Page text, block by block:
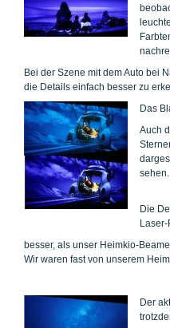
Bei der Szene mit dem Auto bei
die Details einfach besser zu
Das Bl
Auch
sehen.
Die
besser, als unser Heimkio-
Wir waren fast von unserem
Der ak